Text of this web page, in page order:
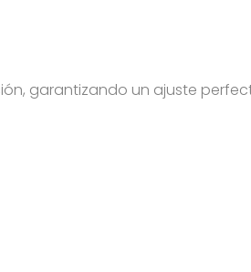
garantizando un ajuste